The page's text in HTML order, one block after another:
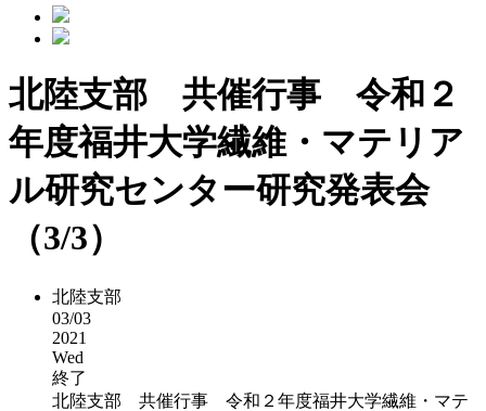
北陸支部 共催行事 令和２
年度福井大学繊維・マテリア
ル研究センター研究発表会
（3/3）
北陸支部
03/03
2021
Wed
終了
北陸支部 共催行事 令和２年度福井大学繊維・マテ